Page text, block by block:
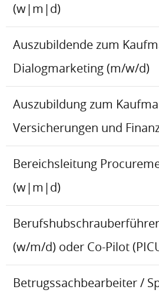
(w|m|d)
Auszubildende zum
Dialogmarketing (m/w/d)
Auszubildung zum
Versicherungen und
Bereichsleitung
(w|m|d)
(w/m/d) oder Co-Pilot
Betrugssachbearbeiter /